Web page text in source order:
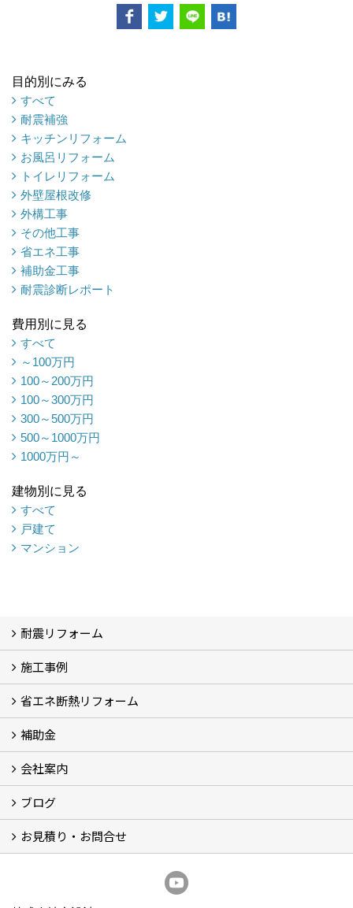
目的別にみる
すべて
耐震補強
キッチンリフォーム
お風呂リフォーム
トイレリフォーム
外壁屋根改修
外構工事
その他工事
省エネ工事
補助金工事
耐震診断レポート
費用別に見る
すべて
～100万円
100～200万円
100～300万円
300～500万円
500～1000万円
1000万円～
建物別に見る
すべて
戸建て
マンション
耐震リフォーム
空設計の耐震診断
耐震診断と耐震補強 動画
耐震診断レポート
減災セミナー・耐震基準と熊本地震 動画
耐震診断と耐震補強 解説
耐震診断Q&A
施工事例
施工事例
浴室の劣化改修と耐震補強 動画
浴室の劣化改修と耐震補強①
浴室の劣化改修と耐震補強②
省エネ断熱リフォーム
省エネ診断
省エネリフォーム
補助金
住宅性能表示制度
住宅断熱改修促進事業補助金2026
給湯省エネ2026
先進的窓リノベ2026
長期優良住宅化リフォーム推進事業
市川市耐震補助金
船橋市耐震補助金
浦安市耐震補助金
松戸市耐震補助金
四街道市耐震補助金
佐倉市耐震補助金
成田市耐震補助金
会社案内
経営理念／ご挨拶
会社概要
メディア掲載
リフォーム産業新聞掲載
表彰
スタッフ紹介
アクセス
不動産探し
プライバシーポリシー
ブログ
いちかわ新聞連載コラム
人生の歩き方
空設計通信
まもりとそなえ
豆知識
お見積り・お問合せ
耐震省エネ補助金無料相談会